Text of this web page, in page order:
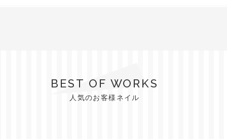
BEST OF WORKS
人気のお客様ネイル